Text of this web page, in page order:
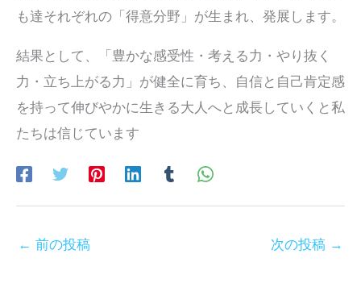
も達それぞれの「得意分野」が生まれ、発展します。
結果として、「豊かな感受性・考える力・やり抜く
力・立ち上がる力」が健全に育ち、自信と自己肯定感
を持って伸びやかに生きる大人へと成長していくと私
たちは信じています
← 前の投稿 次の投稿 →